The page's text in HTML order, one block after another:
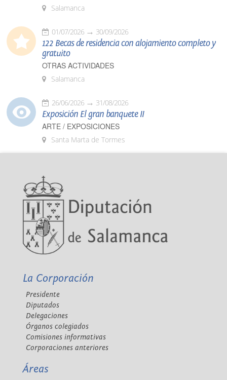
Salamanca
01/07/2026 30/09/2026
122 Becas de residencia con alojamiento completo y
gratuito
OTRAS ACTIVIDADES
Salamanca
26/06/2026 31/08/2026
Exposición El gran banquete II
ARTE / EXPOSICIONES
Santa Marta de Tormes
La Corporación
Presidente
Diputados
Delegaciones
Órganos colegiados
Comisiones informativas
Corporaciones anteriores
Áreas